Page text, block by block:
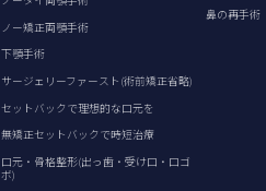
ノー矯正両顎手術
下顎手術
サージェリーファースト(術前矯正省略)
セットバックで理想的な口元を
無矯正セットバックで時短治療
口元・骨格整形(出っ歯・受け口・口ゴ
ボ)
鼻の再手術